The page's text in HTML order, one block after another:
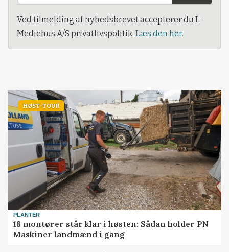
Ved tilmelding af nyhedsbrevet accepterer du L-
Mediehus A/S privatlivspolitik. Læs den her.
HØST-TOUR
PLANTER
18 montører står klar i høsten: Sådan holder PN
Maskiner landmænd i gang